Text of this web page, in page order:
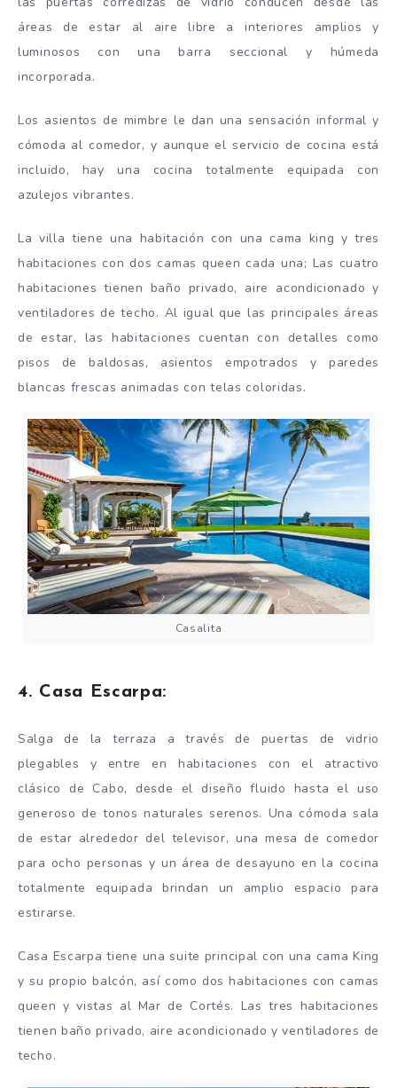
áreas de estar al aire libre a interiores amplios y
luminosos con una barra seccional y húmeda
incorporada.
Los asientos de mimbre le dan una sensación informal y
cómoda al comedor, y aunque el servicio de cocina está
incluido, hay una cocina totalmente equipada con
azulejos vibrantes.
La villa tiene una habitación con una cama king y tres
habitaciones con dos camas queen cada una; Las cuatro
habitaciones tienen baño privado, aire acondicionado y
ventiladores de techo. Al igual que las principales áreas
de estar, las habitaciones cuentan con detalles como
pisos de baldosas, asientos empotrados y paredes
blancas frescas animadas con telas coloridas.
Casalita
4. Casa Escarpa:
Salga de la terraza a través de puertas de vidrio
plegables y entre en habitaciones con el atractivo
clásico de Cabo, desde el diseño fluido hasta el uso
generoso de tonos naturales serenos. Una cómoda sala
de estar alrededor del televisor, una mesa de comedor
para ocho personas y un área de desayuno en la cocina
totalmente equipada brindan un amplio espacio para
estirarse.
Casa Escarpa tiene una suite principal con una cama King
y su propio balcón, así como dos habitaciones con camas
queen y vistas al Mar de Cortés. Las tres habitaciones
tienen baño privado, aire acondicionado y ventiladores de
techo.